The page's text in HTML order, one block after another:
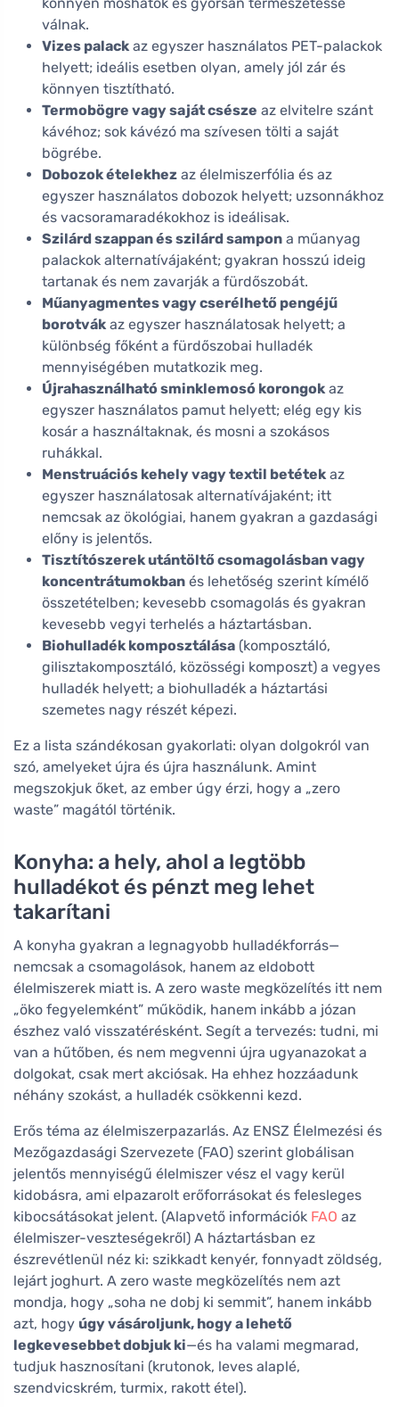
könnyen moshatók és gyorsan természetessé
válnak.
Vizes palack az egyszer használatos PET-palackok
helyett; ideális esetben olyan, amely jól zár és
könnyen tisztítható.
Termobögre vagy saját csésze az elvitelre szánt
kávéhoz; sok kávézó ma szívesen tölti a saját
bögrébe.
Dobozok ételekhez az élelmiszerfólia és az
egyszer használatos dobozok helyett; uzsonnákhoz
és vacsoramaradékokhoz is ideálisak.
Szilárd szappan és szilárd sampon a műanyag
palackok alternatívájaként; gyakran hosszú ideig
tartanak és nem zavarják a fürdőszobát.
Műanyagmentes vagy cserélhető pengéjű
borotvák az egyszer használatosak helyett; a
különbség főként a fürdőszobai hulladék
mennyiségében mutatkozik meg.
Újrahasználható sminklemosó korongok az
egyszer használatos pamut helyett; elég egy kis
kosár a használtaknak, és mosni a szokásos
ruhákkal.
Menstruációs kehely vagy textil betétek az
egyszer használatosak alternatívájaként; itt
nemcsak az ökológiai, hanem gyakran a gazdasági
előny is jelentős.
Tisztítószerek utántöltő csomagolásban vagy
koncentrátumokban és lehetőség szerint kímélő
összetételben; kevesebb csomagolás és gyakran
kevesebb vegyi terhelés a háztartásban.
Biohulladék komposztálása (komposztáló,
gilisztakomposztáló, közösségi komposzt) a vegyes
hulladék helyett; a biohulladék a háztartási
szemetes nagy részét képezi.
Ez a lista szándékosan gyakorlati: olyan dolgokról van
szó, amelyeket újra és újra használunk. Amint
megszokjuk őket, az ember úgy érzi, hogy a „zero
waste” magától történik.
Konyha: a hely, ahol a legtöbb
hulladékot és pénzt meg lehet
takarítani
A konyha gyakran a legnagyobb hulladékforrás—
nemcsak a csomagolások, hanem az eldobott
élelmiszerek miatt is. A zero waste megközelítés itt nem
„öko fegyelemként” működik, hanem inkább a józan
észhez való visszatérésként. Segít a tervezés: tudni, mi
van a hűtőben, és nem megvenni újra ugyanazokat a
dolgokat, csak mert akciósak. Ha ehhez hozzáadunk
néhány szokást, a hulladék csökkenni kezd.
Erős téma az élelmiszerpazarlás. Az ENSZ Élelmezési és
Mezőgazdasági Szervezete (FAO) szerint globálisan
jelentős mennyiségű élelmiszer vész el vagy kerül
kidobásra, ami elpazarolt erőforrásokat és felesleges
kibocsátásokat jelent. (Alapvető információk FAO az
élelmiszer-veszteségekről) A háztartásban ez
észrevétlenül néz ki: szikkadt kenyér, fonnyadt zöldség,
lejárt joghurt. A zero waste megközelítés nem azt
mondja, hogy „soha ne dobj ki semmit”, hanem inkább
azt, hogy úgy vásároljunk, hogy a lehető
legkevesebbet dobjuk ki—és ha valami megmarad,
tudjuk hasznosítani (krutonok, leves alaplé,
szendvicskrém, turmix, rakott étel).